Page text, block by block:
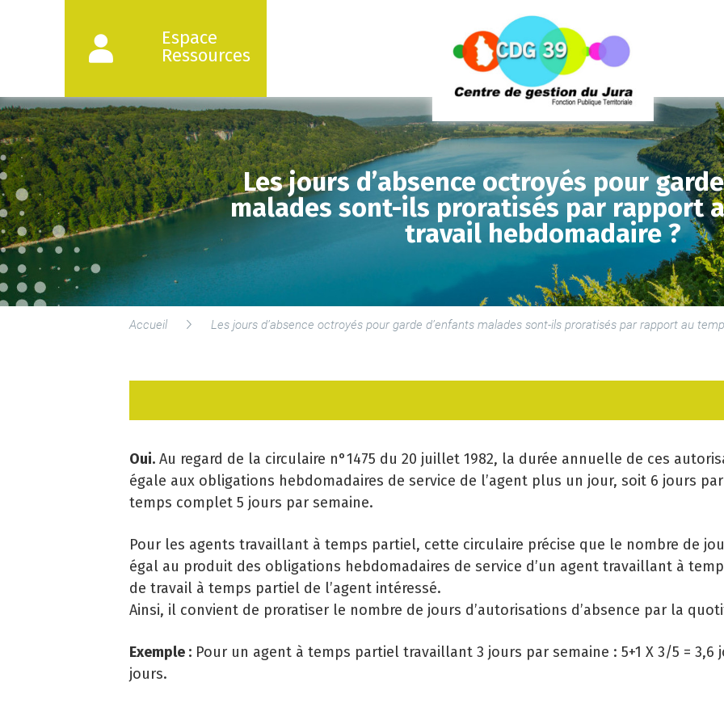
Espace
Ressources
Les jours d’absence octroyés pour
malades sont-ils proratisés par rapport
travail hebdomadaire ?
Accueil Les jours d’absence octroyés pour garde d’enfants malades sont-ils proratisés par rapport au
Oui. Au regard de la circulaire n°1475 du 20 juillet 1982, la durée annuelle de ces
égale aux obligations hebdomadaires de service de l’agent plus un jour, soit 6 jours
temps complet 5 jours par semaine.
Pour les agents travaillant à temps partiel, cette circulaire précise que le nombre de
égal au produit des obligations hebdomadaires de service d’un agent travaillant à
de travail à temps partiel de l’agent intéressé.
Ainsi, il convient de proratiser le nombre de jours d’autorisations d’absence par la
Exemple : Pour un agent à temps partiel travaillant 3 jours par semaine : 5+1 X 3/5 =
jours.